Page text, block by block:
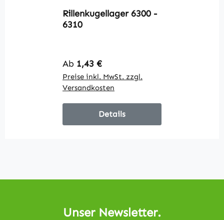
Rillenkugellager 6300 -
6310
Regulärer Preis:
Ab 1,43 €
Preise inkl. MwSt. zzgl.
Versandkosten
Details
Unser Newsletter.